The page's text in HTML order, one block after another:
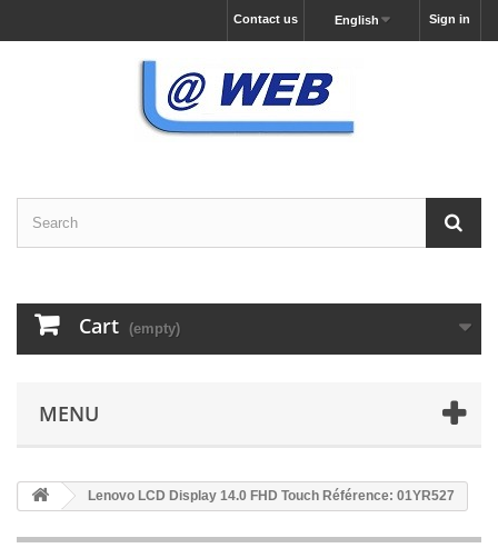
Sign in
English
Contact us
Cart (empty)
MENU
Lenovo LCD Display 14.0 FHD Touch Référence: 01YR527